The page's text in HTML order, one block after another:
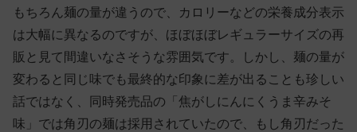
もちろん麺の量が違うので、カロリーなどの栄養成分表示
は大幅に異なるのですが、ほぼほぼレギュラーサイズの再
販と見て間違いなさそうな雰囲気です。しかし、麺の量が
変わると同じ味でも最終的な印象に差が出ることも珍しい
話ではなく、同時発売品の「焦がしにんにくうま辛みそ
味」では角刃の麺は採用されていたので、もし角刃だった